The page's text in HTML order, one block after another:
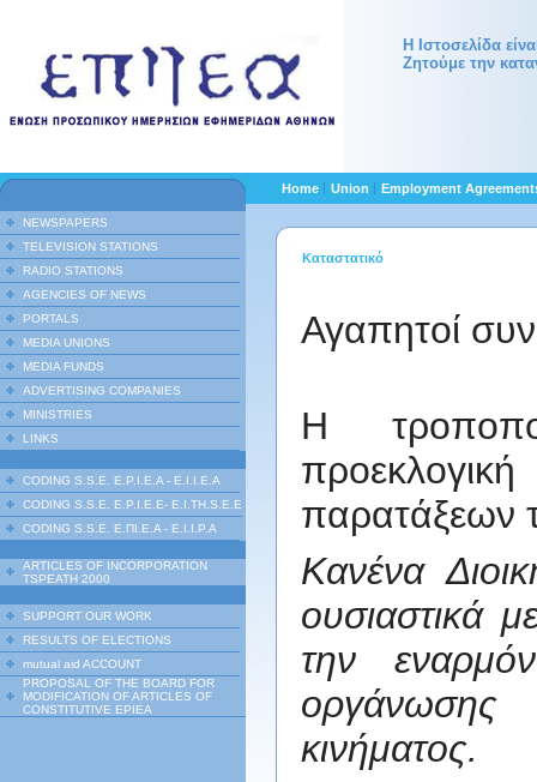
Η Ιστοσελίδα
Ζητούμε την
NEWSPAPERS
TELEVISION STATIONS
RADIO STATIONS
AGENCIES OF NEWS
PORTALS
MEDIA UNIONS
MEDIA FUNDS
ADVERTISING COMPANIES
MINISTRIES
LINKS
CODING S.S.E. E.P.I.E.A - E.I.I.E.A
CODING S.S.E. E.P.I.E.E- E.I.TH.S.E.E
CODING S.S.E. Ε.ΠΙ.Ε.Α - Ε.Ι.Ι.P.A
ARTICLES OF INCORPORATION
TSPEATH 2000
SUPPORT OUR WORK
RESULTS OF ELECTIONS
mutual aid ACCOUNT
PROPOSAL OF THE BOARD FOR
MODIFICATION OF ARTICLES OF
CONSTITUTIVE EPIEA
Home Union Employment
Καταστατικό
Αγαπητοί
Η
παρατάξεων
Κανένα
ουσιαστικά
την
οργάνωσης
κινήματος.